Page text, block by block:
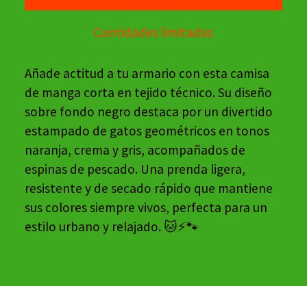
Cantidades limitadas
Añade actitud a tu armario con esta camisa
de manga corta en tejido técnico. Su diseño
sobre fondo negro destaca por un divertido
estampado de gatos geométricos en tonos
naranja, crema y gris, acompañados de
espinas de pescado. Una prenda ligera,
resistente y de secado rápido que mantiene
sus colores siempre vivos, perfecta para un
estilo urbano y relajado. 🐱⚡🐾